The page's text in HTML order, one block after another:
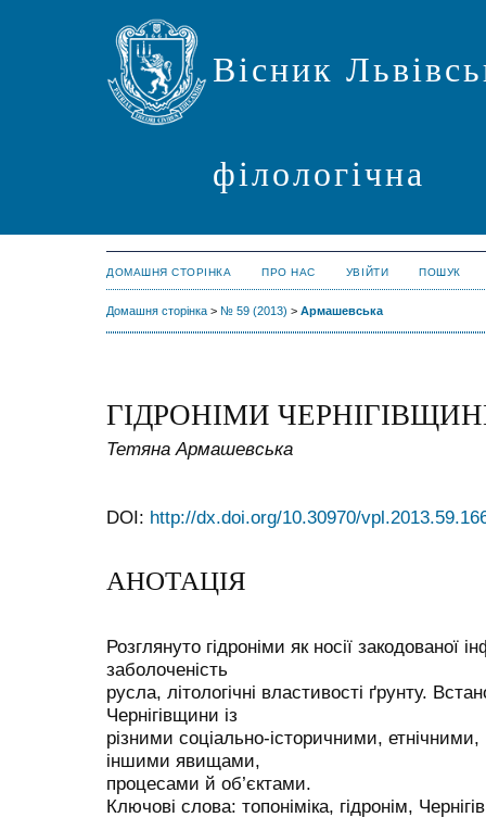
Вісник
філологічна
ДОМАШНЯ СТОРІНКА ПРО НАС УВІЙТИ ПОШУК
Домашня сторінка > № 59 (2013) > Армашевська
ГІДРОНІМИ
Тетяна Армашевська
DOI: http://dx.doi.org/10.30970/
АНОТАЦІЯ
Розглянуто гідроніми як носії закодованої
заболоченість
русла, літологічні властивості ґрунту.
Чернігівщини із
різними соціально-історичними,
іншими явищами,
процесами й об’єктами.
Ключові слова: топоніміка, гідронім,